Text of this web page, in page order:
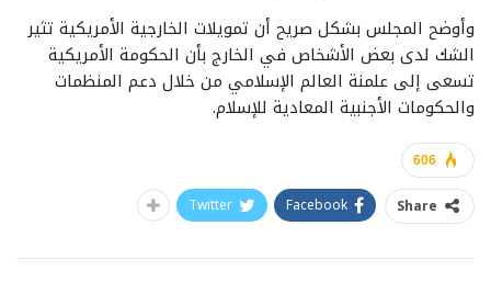
وأوضح المجلس بشكل صريح أن تمويلات الخارجية الأمريكية تثير
الشك لدى بعض الأشخاص في الخارج بأن الحكومة الأمريكية
تسعى إلى علمنة العالم الإسلامي من خلال دعم المنظمات
والحكومات الأجنبية المعادية للإسلام.
606
Share
Facebook
Twitter